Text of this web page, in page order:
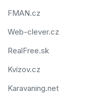
FMAN.cz
Web-clever.cz
RealFree.sk
Kvízov.cz
Karavaning.net